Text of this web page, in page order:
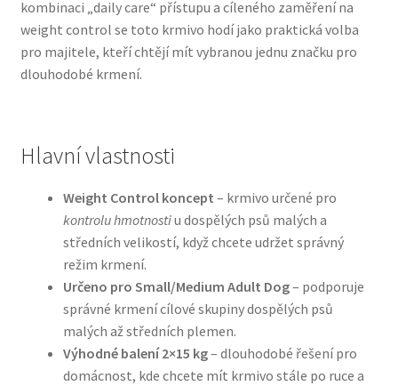
Konzervy a kapsičky pro psy
Pelíšky pro psy
Ortopedické pelíšky
Přepravky pro psy
Purizon pro psy — Vysoký obsah masa, bez obilovin
kombinaci „daily care“ přístupu a cíleného zaměření na
weight control se toto krmivo hodí jako praktická volba
pro majitele, kteří chtějí mít vybranou jednu značku pro
dlouhodobé krmení.
Hlavní vlastnosti
Weight Control koncept – krmivo určené pro
kontrolu hmotnostiu dospělých psů malých a
středních velikostí, když chcete udržet správný
režim krmení.
Určeno pro Small/Medium Adult Dog– podporuje
správné krmení cílové skupiny dospělých psů
malých až středních plemen.
Výhodné balení 2×15 kg– dlouhodobé řešení pro
domácnost, kde chcete mít krmivo stále po ruce a